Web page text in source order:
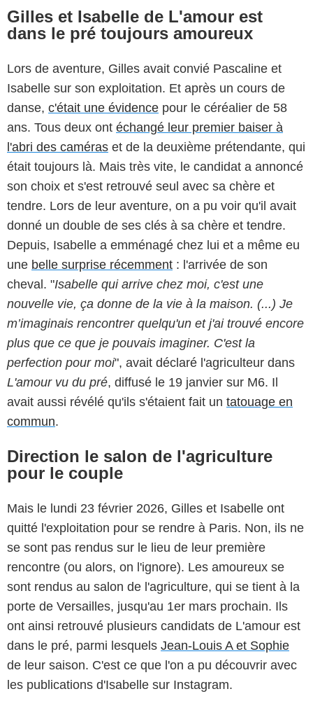
Gilles et Isabelle de L'amour est
dans le pré toujours amoureux
Lors de aventure, Gilles avait convié Pascaline et
Isabelle sur son exploitation. Et après un cours de
danse, c'était une évidence pour le céréalier de 58
ans. Tous deux ont échangé leur premier baiser à
l'abri des caméras et de la deuxième prétendante, qui
était toujours là. Mais très vite, le candidat a annoncé
son choix et s'est retrouvé seul avec sa chère et
tendre. Lors de leur aventure, on a pu voir qu'il avait
donné un double de ses clés à sa chère et tendre.
Depuis, Isabelle a emménagé chez lui et a même eu
une belle surprise récemment : l'arrivée de son
cheval. "Isabelle qui arrive chez moi, c'est une
nouvelle vie, ça donne de la vie à la maison. (...) Je
m’imaginais rencontrer quelqu'un et j'ai trouvé encore
plus que ce que je pouvais imaginer. C'est la
perfection pour moi", avait déclaré l'agriculteur dans
L'amour vu du pré, diffusé le 19 janvier sur M6. Il
avait aussi révélé qu'ils s'étaient fait un tatouage en
commun.
Direction le salon de l'agriculture
pour le couple
Mais le lundi 23 février 2026, Gilles et Isabelle ont
quitté l'exploitation pour se rendre à Paris. Non, ils ne
se sont pas rendus sur le lieu de leur première
rencontre (ou alors, on l'ignore). Les amoureux se
sont rendus au salon de l'agriculture, qui se tient à la
porte de Versailles, jusqu'au 1er mars prochain. Ils
ont ainsi retrouvé plusieurs candidats de L'amour est
dans le pré, parmi lesquels Jean-Louis A et Sophie
de leur saison. C'est ce que l'on a pu découvrir avec
les publications d'Isabelle sur Instagram.